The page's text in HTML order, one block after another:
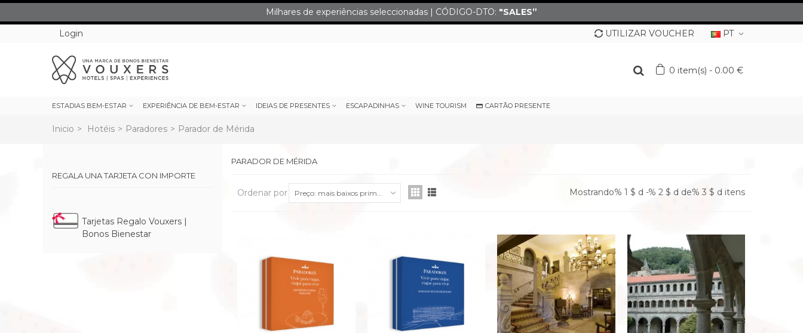
Milhares de experiências seleccionadas | CÓDIGO-DTO: "SALES”
Login
PT
UTILIZAR VOUCHER
0 item(s) - 0.00 €
ESTADIAS BEM-ESTAR EXPERIÊNCIA DE BEM-ESTAR IDEIAS DE PRESENTES ESCAPADINHAS WINE TOURISM CARTÃO PRESENTE
Inicio > Hotéis > Paradores > Parador de Mérida
REGALA UNA TARJETA CON IMPORTE
Tarjetas Regalo Vouxers |
Bonos Bienestar
PARADOR DE MÉRIDA
Ordenar por Preço: mais baixos primeiro Mostrando% 1 $ d -% 2 $ d de% 3 $ d itens